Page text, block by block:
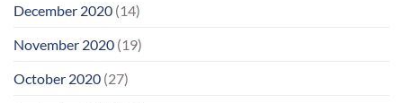
December 2020 (14)
November 2020 (19)
October 2020 (27)